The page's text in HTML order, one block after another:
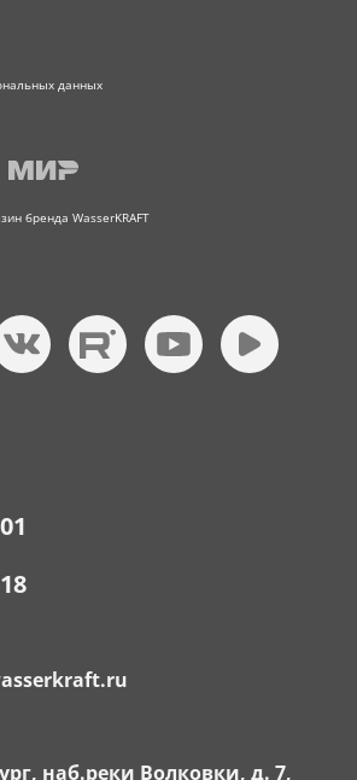
данных
бренда WasserKRAFT
наб.реки Волковки, д. 7,